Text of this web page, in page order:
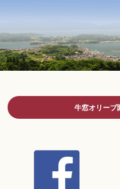
牛窓オリーブ